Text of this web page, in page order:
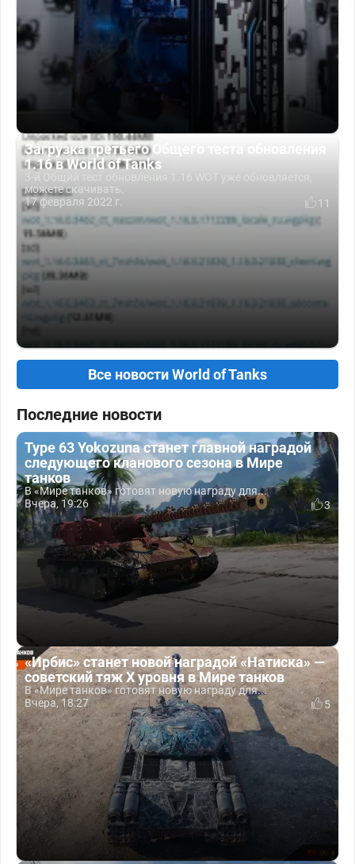
Загрузка третьего Общего теста обновления
1.16 в World of Tanks
3-й Общий тест обновления 1.16 WOT уже обновляется,
можете скачивать.
17 февраля 2022 г.
11
Все новости World of Tanks
Последние новости
Type 63 Yokozuna станет главной наградой
следующего кланового сезона в Мире
танков
В «Мире танков» готовят новую награду для...
Вчера, 19:26
3
«Ирбис» станет новой наградой «Натиска» —
советский тяж X уровня в Мире танков
В «Мире танков» готовят новую награду для...
Вчера, 18:27
5